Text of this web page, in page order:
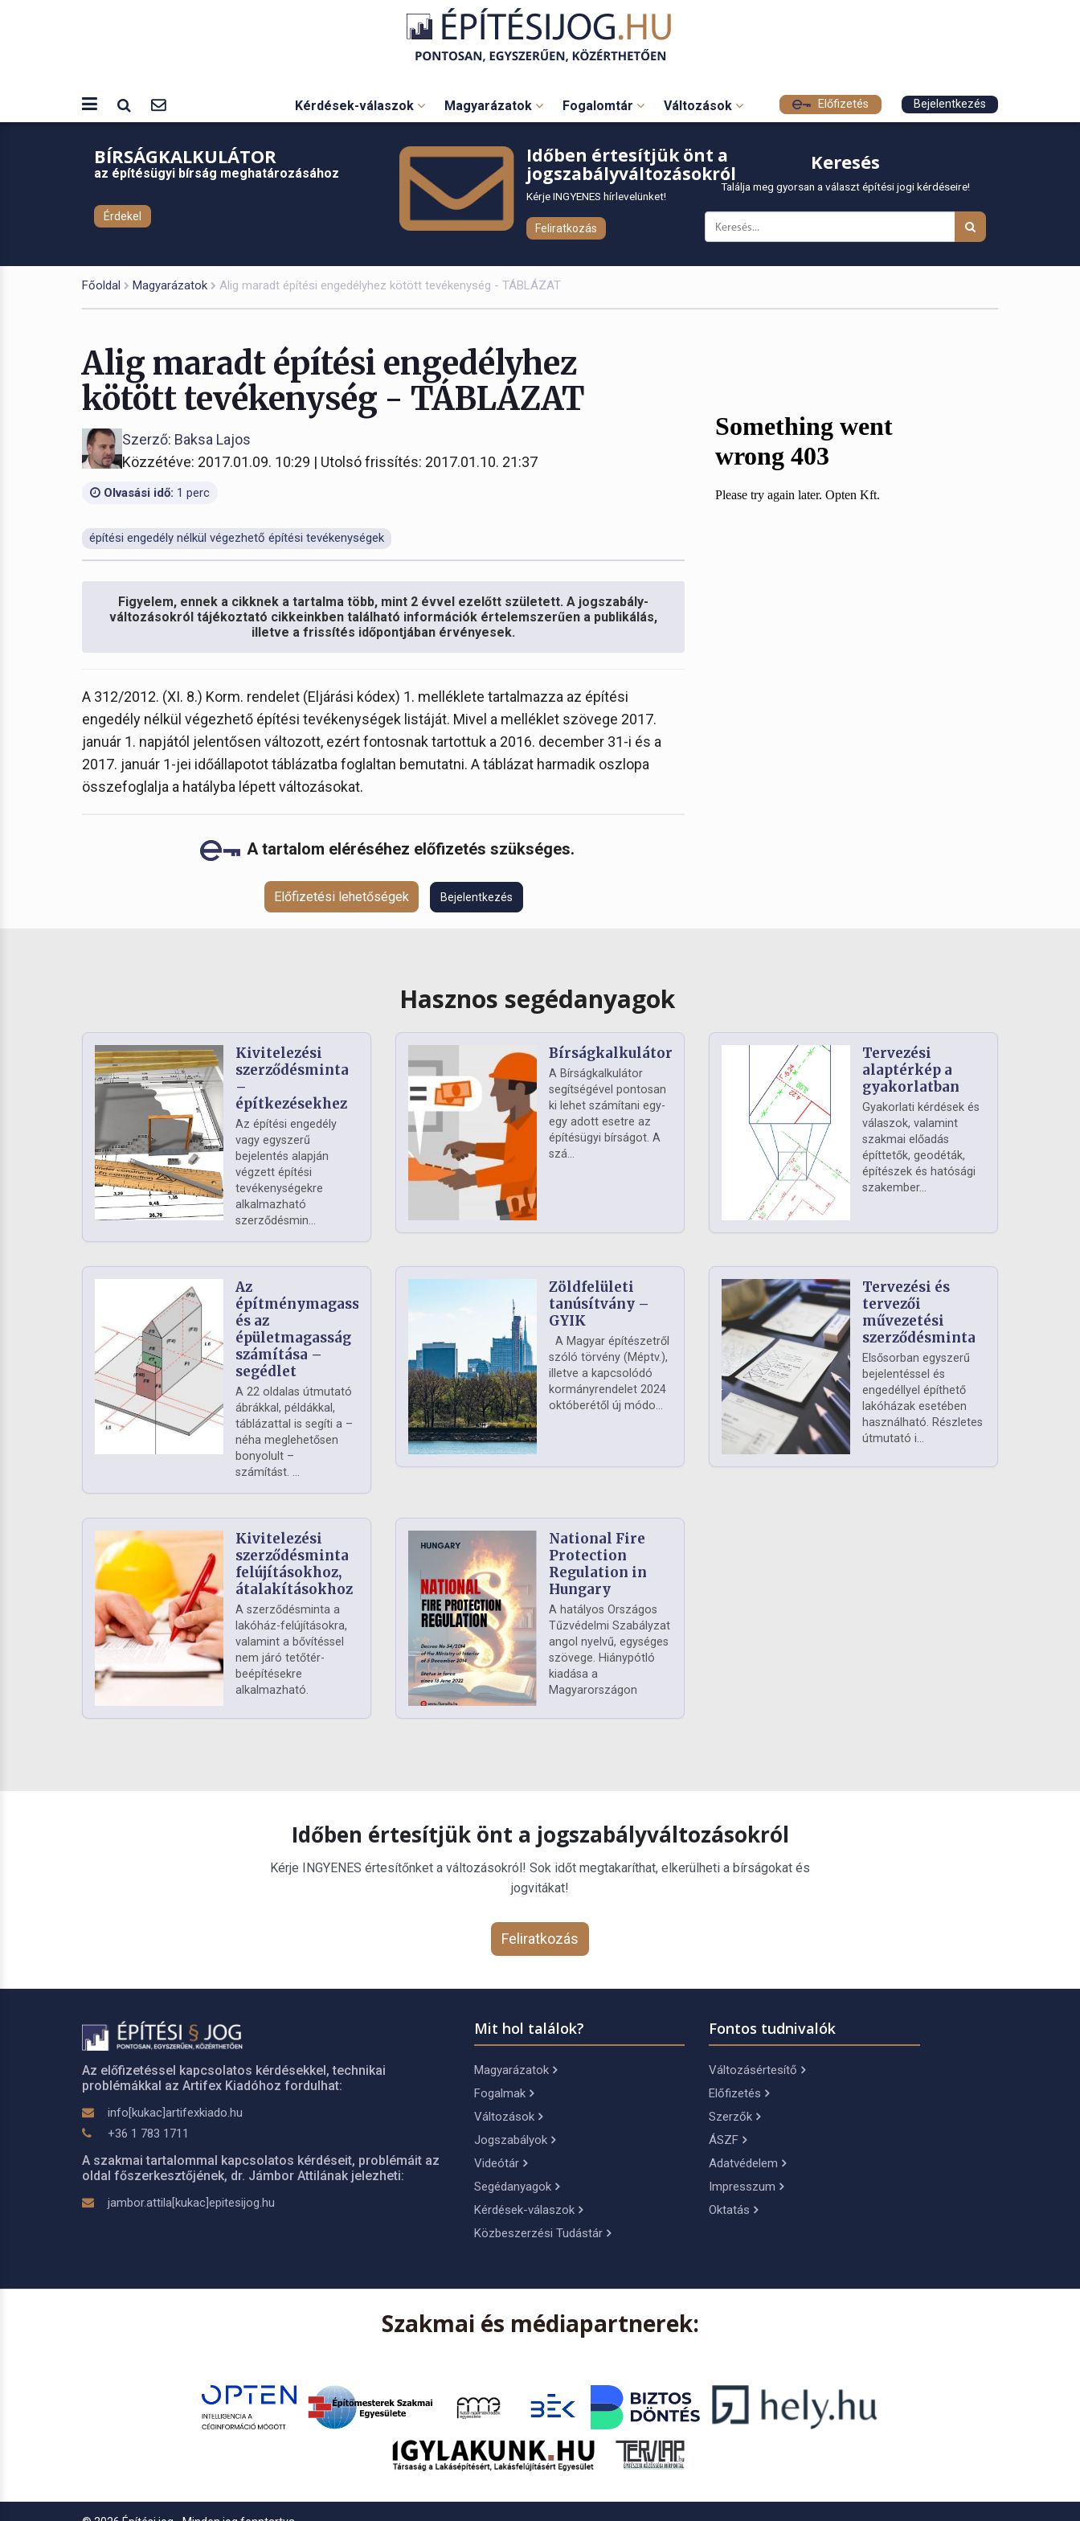
Kérdések-válaszok Magyarázatok Fogalomtár Változások Előfizetés Bejelentkezés
BÍRSÁGKALKULÁTOR
az építésügyi bírság meghatározásához
Érdekel
Időben értesítjük önt a
jogszabályváltozásokról
Kérje INGYENES hírlevelünket!
Feliratkozás
Keresés
Találja meg gyorsan a választ építési jogi kérdéseire!
Főoldal Magyarázatok Alig maradt építési engedélyhez kötött tevékenység - TÁBLÁZAT
Alig maradt építési engedélyhez
kötött tevékenység - TÁBLÁZAT
Szerző: Baksa Lajos
Közzétéve: 2017.01.09. 10:29 | Utolsó frissítés: 2017.01.10. 21:37
Olvasási idő: 1 perc
építési engedély nélkül végezhető építési tevékenységek
Figyelem, ennek a cikknek a tartalma több, mint 2 évvel ezelőtt született. A jogszabály-
változásokról tájékoztató cikkeinkben található információk értelemszerűen a publikálás,
illetve a frissítés időpontjában érvényesek.
A 312/2012. (XI. 8.) Korm. rendelet (Eljárási kódex) 1. melléklete tartalmazza az építési
engedély nélkül végezhető építési tevékenységek listáját. Mivel a melléklet szövege 2017.
január 1. napjától jelentősen változott, ezért fontosnak tartottuk a 2016. december 31-i és a
2017. január 1-jei időállapotot táblázatba foglaltan bemutatni. A táblázat harmadik oszlopa
összefoglalja a hatályba lépett változásokat.
A tartalom eléréséhez előfizetés szükséges.
Előfizetési lehetőségek Bejelentkezés
Hasznos segédanyagok
Kivitelezési
szerződésminta
–
építkezésekhez
Az építési engedély
vagy egyszerű
bejelentés alapján
végzett építési
tevékenységekre
alkalmazható
szerződésmin...
Bírságkalkulátor
A Bírságkalkulátor
segítségével pontosan
ki lehet számítani egy-
egy adott esetre az
építésügyi bírságot. A
szá...
Tervezési
alaptérkép a
gyakorlatban
Gyakorlati kérdések és
válaszok, valamint
szakmai előadás
építtetők, geodéták,
építészek és hatósági
szakember...
Az
építménymagasság
és az
épületmagasság
számítása –
segédlet
A 22 oldalas útmutató
ábrákkal, példákkal,
táblázattal is segíti a –
néha meglehetősen
bonyolult –
számítást. ...
Zöldfelületi
tanúsítvány –
GYIK
A Magyar építészetről
szóló törvény (Méptv.),
illetve a kapcsolódó
kormányrendelet 2024
októberétől új módo...
Tervezési és
tervezői
művezetési
szerződésminta
Elsősorban egyszerű
bejelentéssel és
engedéllyel építhető
lakóházak esetében
használható. Részletes
útmutató i...
Kivitelezési
szerződésminta
felújításokhoz,
átalakításokhoz
A szerződésminta a
lakóház-felújításokra,
valamint a bővítéssel
nem járó tetőtér-
beépítésekre
alkalmazható.
National Fire
Protection
Regulation in
Hungary
A hatályos Országos
Tűzvédelmi Szabályzat
angol nyelvű, egységes
szövege. Hiánypótló
kiadása a
Magyarországon
Időben értesítjük önt a jogszabályváltozásokról
Kérje INGYENES értesítőnket a változásokról! Sok időt megtakaríthat, elkerülheti a bírságokat és
jogvitákat!
Feliratkozás
Az előfizetéssel kapcsolatos kérdésekkel, technikai
problémákkal az Artifex Kiadóhoz fordulhat:
info[kukac]artifexkiado.hu
+36 1 783 1711
A szakmai tartalommal kapcsolatos kérdéseit, problémáit az
oldal főszerkesztőjének, dr. Jámbor Attilának jelezheti:
jambor.attila[kukac]epitesijog.hu
Mit hol találok?
Magyarázatok
Fogalmak
Változások
Jogszabályok
Videótár
Segédanyagok
Kérdések-válaszok
Közbeszerzési Tudástár
Fontos tudnivalók
Változásértesítő
Előfizetés
Szerzők
ÁSZF
Adatvédelem
Impresszum
Oktatás
Szakmai és médiapartnerek: